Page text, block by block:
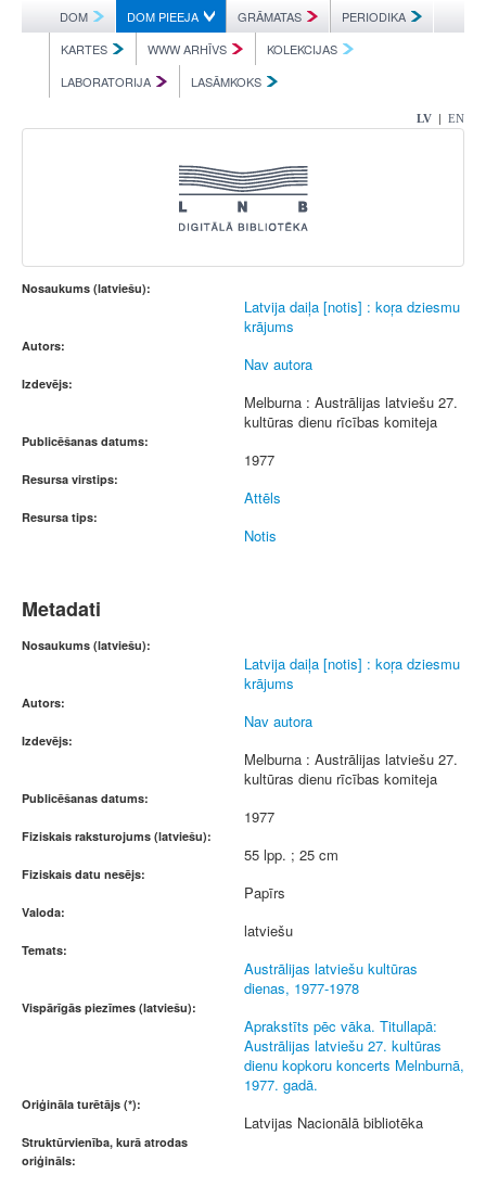
DOM DOM PIEEJA GRĀMATAS
PERIODIKA
KARTES
WWW ARHĪVS
KOLEKCIJAS
LABORATORIJA
LASĀMKOKS
LV | EN
Nosaukums (latviešu):
Latvija daiļa [notis] : koŗa dziesmu
krājums
Autors:
Nav autora
Izdevējs:
Melburna : Austrālijas latviešu 27.
kultūras dienu rīcības komiteja
Publicēšanas datums:
1977
Resursa virstips:
Attēls
Resursa tips:
Notis
Metadati
Nosaukums (latviešu):
Latvija daiļa [notis] : koŗa dziesmu
krājums
Autors:
Nav autora
Izdevējs:
Melburna : Austrālijas latviešu 27.
kultūras dienu rīcības komiteja
Publicēšanas datums:
1977
Fiziskais raksturojums (latviešu):
55 lpp. ; 25 cm
Fiziskais datu nesējs:
Papīrs
Valoda:
latviešu
Temats:
Austrālijas latviešu kultūras
dienas, 1977-1978
Vispārīgās piezīmes (latviešu):
Aprakstīts pēc vāka. Titullapā:
Austrālijas latviešu 27. kultūras
dienu kopkoru koncerts Melnburnā,
1977. gadā.
Oriģināla turētājs (*):
Latvijas Nacionālā bibliotēka
Struktūrvienība, kurā atrodas
oriģināls: